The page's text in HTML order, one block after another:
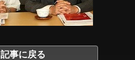
記事に戻る